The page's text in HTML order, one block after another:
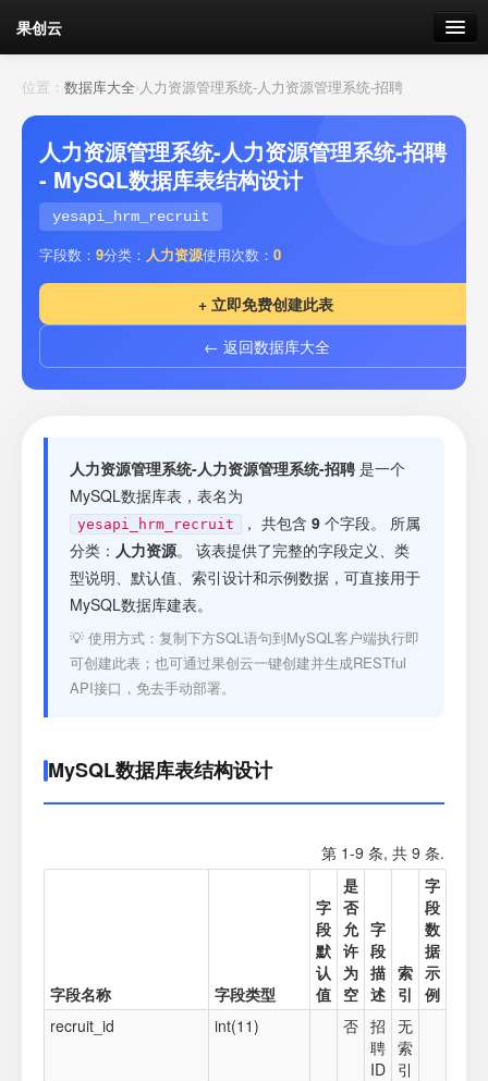
果创云
数据表单
API接口
云存储
流量 剩余接口流量
套餐
接口测试
位置： 数据库大全›人力资源管理系统-人力资源管理系统-招聘
人力资源管理系统-人力资源管理系统-招聘
- MySQL数据库表结构设计
yesapi_hrm_recruit
字段数： 9分类： 人力资源使用次数： 0
+ 立即免费创建此表
← 返回数据库大全
人力资源管理系统-人力资源管理系统-招聘 是一个
MySQL数据库表，表名为
yesapi_hrm_recruit ， 共包含 9 个字段。 所属
分类： 人力资源。 该表提供了完整的字段定义、类
型说明、默认值、索引设计和示例数据，可直接用于
MySQL数据库建表。
💡 使用方式：复制下方SQL语句到MySQL客户端执行即
可创建此表；也可通过果创云一键创建并生成RESTful
API接口，免去手动部署。
MySQL数据库表结构设计
第 1-9 条, 共 9 条.
字段名称 字段类型
字
段
默
认
值
是
否
允
许
为
空
字
段
描
述
索
引
字
段
数
据
示
例
recruit_id
int(11) 否 招
聘
ID
无
索
引